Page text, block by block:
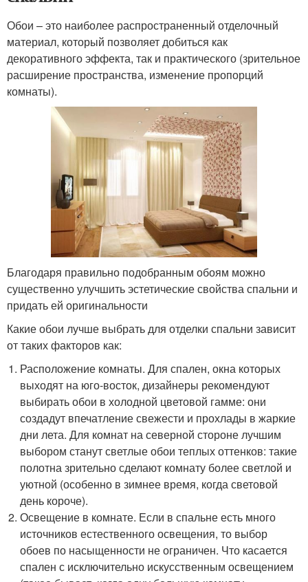
Обои – это наиболее распространенный отделочный
материал, который позволяет добиться как
декоративного эффекта, так и практического (зрительное
расширение пространства, изменение пропорций
комнаты).
Благодаря правильно подобранным обоям можно
существенно улучшить эстетические свойства спальни и
придать ей оригинальности
Какие обои лучше выбрать для отделки спальни зависит
от таких факторов как:
Расположение комнаты. Для спален, окна которых
выходят на юго-восток, дизайнеры рекомендуют
выбирать обои в холодной цветовой гамме: они
создадут впечатление свежести и прохлады в жаркие
дни лета. Для комнат на северной стороне лучшим
выбором станут светлые обои теплых оттенков: такие
полотна зрительно сделают комнату более светлой и
уютной (особенно в зимнее время, когда световой
день короче).
Освещение в комнате. Если в спальне есть много
источников естественного освещения, то выбор
обоев по насыщенности не ограничен. Что касается
спален с исключительно искусственным освещением